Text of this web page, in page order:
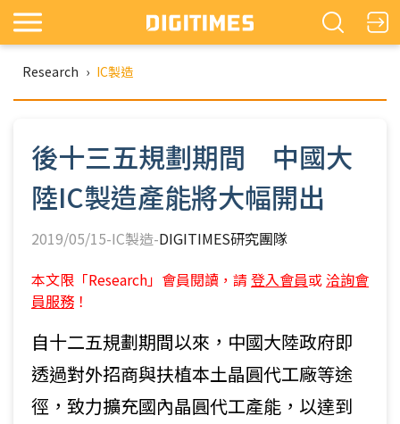
Research › IC製造
後十三五規劃期間 中國大
陸IC製造產能將大幅開出
2019/05/15-IC製造-DIGITIMES研究團隊
本文限「Research」會員閱讀，請 登入會員或 洽詢會
員服務 ！
自十二五規劃期間以來，中國大陸政府即
透過對外招商與扶植本土晶圓代工廠等途
徑，致力擴充國內晶圓代工產能，以達到